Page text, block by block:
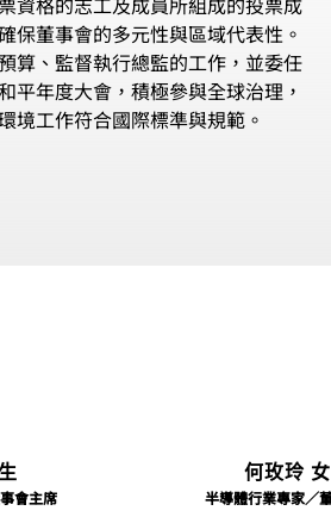
保董事會的多元性與區域代表性。
算、監督執行總監的工作，並委任
平年度大會，積極參與全球治理，
境工作符合國際標準與規範。
會主席
何玫玲
半導體行業專家／